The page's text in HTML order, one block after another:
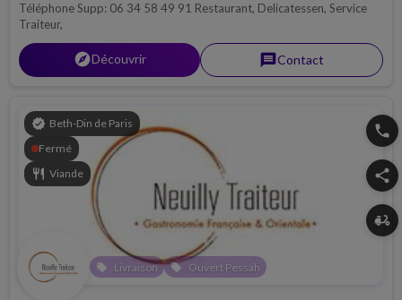
Téléphone Supp: 06 34 58 49 91 Restaurant, Delicatessen, Service
Traiteur,
explorerDécouvrir messageContact
verified Beth-Din de Paris
Fermé
restaurant Viande
local_offer Livraison local_offer Ouvert Pessah
phone
share
delivery_dining